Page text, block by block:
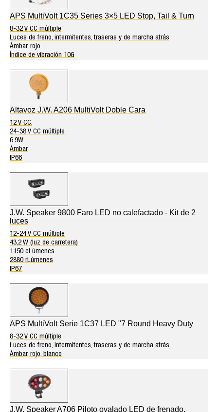
APS MultiVolt 1C35 Series 3×5 LED Stop, Tail & Turn
8-32 V CC múltiple
Luces de freno, intermitentes, traseras y de marcha atrás
Ámbar, rojo
Índice de vibración 10G
Altavoz J.W. A206 MultiVolt Doble Cara
12 V CC,
24-38 V CC múltiple
6.9W
Ámbar
IP66
J.W. Speaker 9800 Faro LED no calefactado - Kit de 2
luces
12-24 V CC múltiple
43,2 W (luz de carretera)
1150 eLúmenes
2880 rLúmenes
IP67
APS MultiVolt Serie 1C37 LED "7 Round Heavy Duty
8-32 V CC múltiple
Luces de freno, intermitentes, traseras y de marcha atrás
Ámbar, rojo, blanco
J.W. Speaker A706 Piloto ovalado LED de frenado,